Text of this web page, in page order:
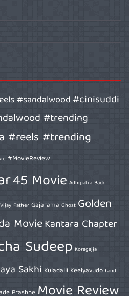
#sandalwood#cinisuddi
#trending
#reels #trending
#MovieReview
45 Movie Adhipatra Back
Father Gajarama Ghost Golden
MovieKantara Chapter
Sudeep Koragajja
Sakhi Kuladalli Keelyavudo Land
Prashne